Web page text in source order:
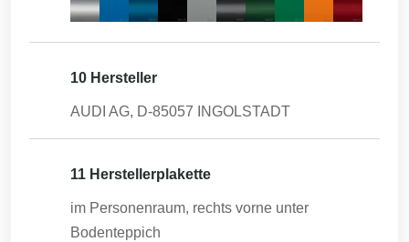
10 Hersteller
AUDI AG, D-85057 INGOLSTADT
11 Herstellerplakette
im Personenraum, rechts vorne unter
Bodenteppich